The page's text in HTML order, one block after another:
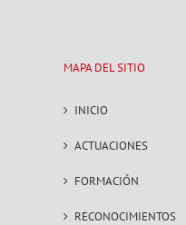
MAPA DEL SITIO
INICIO
ACTUACIONES
FORMACIÓN
RECONOCIMIENTOS